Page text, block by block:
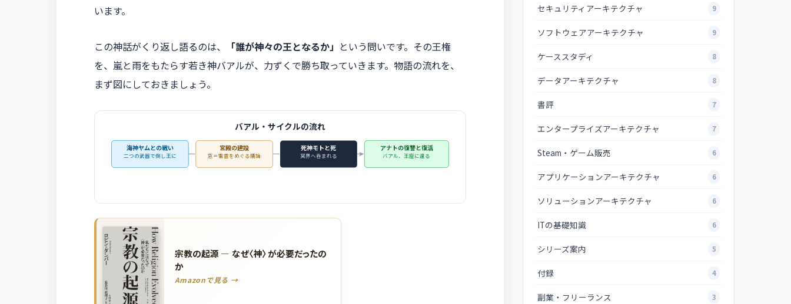
います。
この神話がくり返し語るのは、 「誰が神々の王となるか」 という問いです。その王権
を、嵐と雨をもたらす若き神バアルが、力ずくで勝ち取っていきます。物語の流れを、
まず図にしておきましょう。
バアル・サイクルの流れ
海神ヤムとの戦い
二つの武器で倒し王に
宮殿の建設
窓＝雷雲をめぐる議論
死神モトと死
冥界へ呑まれる
アナトの復讐と復活
バアル、王座に還る
宗教の起源 ― なぜ〈神〉が必要だったの
か
Amazonで見る →
セキュリティアーキテクチャ 9
ソフトウェアアーキテクチャ 9
ケーススタディ 8
データアーキテクチャ 8
書評 7
エンタープライズアーキテクチャ 7
Steam・ゲーム販売 6
アプリケーションアーキテクチャ 6
ソリューションアーキテクチャ 6
ITの基礎知識 6
シリーズ案内 5
付録 4
副業・フリーランス 3